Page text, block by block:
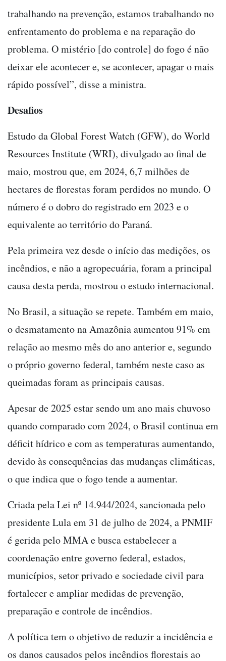
trabalhando na prevenção, estamos trabalhando no
enfrentamento do problema e na reparação do
problema. O mistério [do controle] do fogo é não
deixar ele acontecer e, se acontecer, apagar o mais
rápido possível”, disse a ministra.
Desafios
Estudo da Global Forest Watch (GFW), do World
Resources Institute (WRI), divulgado ao final de
maio, mostrou que, em 2024, 6,7 milhões de
hectares de florestas foram perdidos no mundo. O
número é o dobro do registrado em 2023 e o
equivalente ao território do Paraná.
Pela primeira vez desde o início das medições, os
incêndios, e não a agropecuária, foram a principal
causa desta perda, mostrou o estudo internacional.
No Brasil, a situação se repete. Também em maio,
o desmatamento na Amazônia aumentou 91% em
relação ao mesmo mês do ano anterior e, segundo
o próprio governo federal, também neste caso as
queimadas foram as principais causas.
Apesar de 2025 estar sendo um ano mais chuvoso
quando comparado com 2024, o Brasil continua em
déficit hídrico e com as temperaturas aumentando,
devido às consequências das mudanças climáticas,
o que indica que o fogo tende a aumentar.
Criada pela Lei nº 14.944/2024, sancionada pelo
presidente Lula em 31 de julho de 2024, a PNMIF
é gerida pelo MMA e busca estabelecer a
coordenação entre governo federal, estados,
municípios, setor privado e sociedade civil para
fortalecer e ampliar medidas de prevenção,
preparação e controle de incêndios.
A política tem o objetivo de reduzir a incidência e
os danos causados pelos incêndios florestais ao